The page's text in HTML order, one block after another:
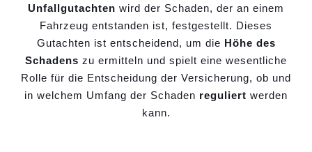
Unfallgutachten wird der Schaden, der an einem
Fahrzeug entstanden ist, festgestellt. Dieses
Gutachten ist entscheidend, um die Höhe des
Schadens zu ermitteln und spielt eine wesentliche
Rolle für die Entscheidung der Versicherung, ob und
in welchem Umfang der Schaden reguliert werden
kann.